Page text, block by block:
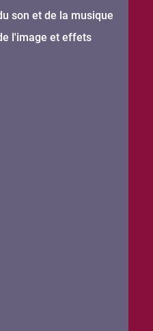
son et de la musique
l'image et effets